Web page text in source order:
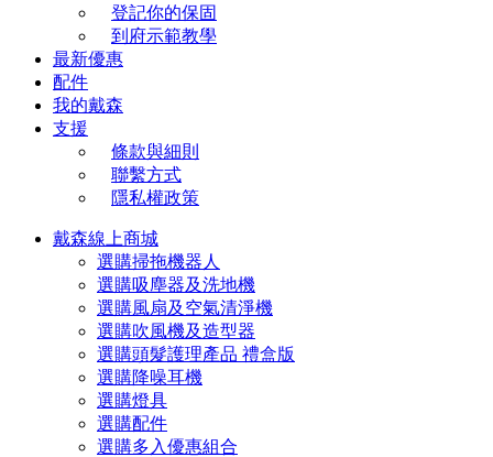
登記你的保固
到府示範教學
最新優惠
配件
我的戴森
支援
條款與細則
聯繫方式
隱私權政策
戴森線上商城
選購掃拖機器人
選購吸塵器及洗地機
選購風扇及空氣清淨機
選購吹風機及造型器
選購頭髮護理產品 禮盒版
選購降噪耳機
選購燈具
選購配件
選購多入優惠組合